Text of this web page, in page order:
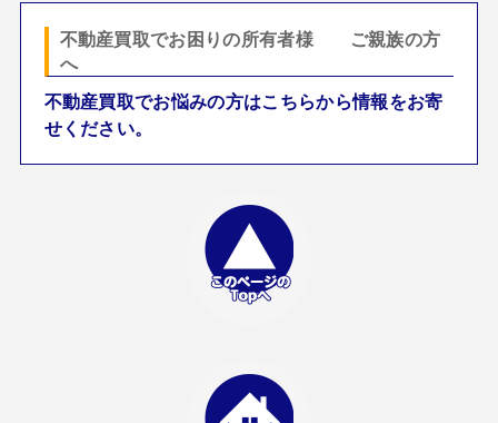
不動産買取でお困りの所有者様 ご親族の方
へ
不動産買取でお悩みの方はこちらから情報をお寄
せください。